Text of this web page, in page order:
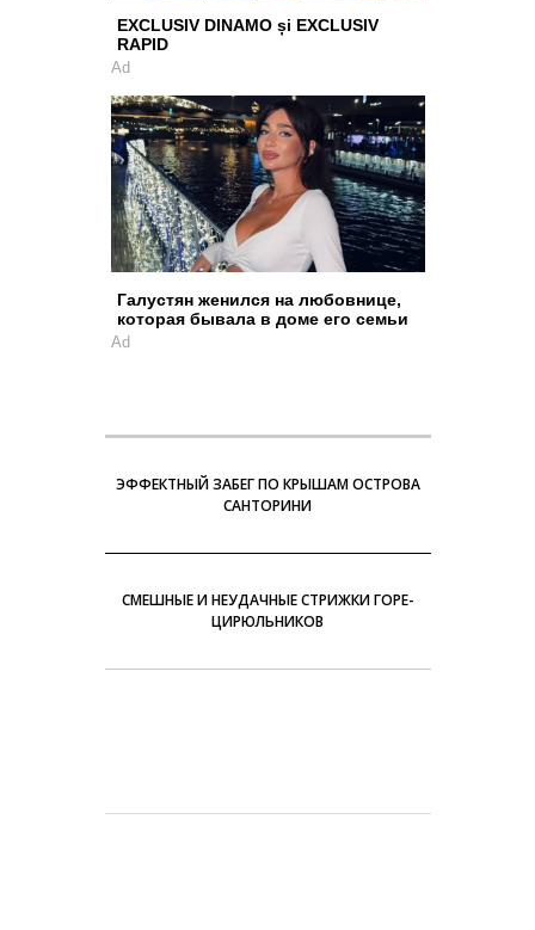
EXCLUSIV DINAMO și EXCLUSIV
RAPID
Ad
Галустян женился на любовнице,
которая бывала в доме его семьи
Ad
ЭФФЕКТНЫЙ ЗАБЕГ ПО КРЫШАМ ОСТРОВА
САНТОРИНИ
СМЕШНЫЕ И НЕУДАЧНЫЕ СТРИЖКИ ГОРЕ-
ЦИРЮЛЬНИКОВ